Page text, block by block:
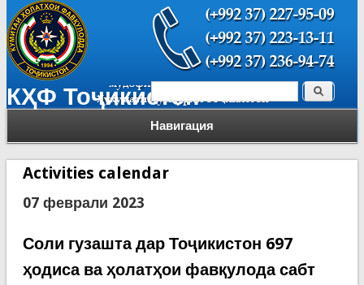
КҲФ Тоҷикистон
Навигация
Форма поиска Поиск
Activities calendar
07 феврали 2023
Соли гузашта дар Тоҷикистон 697
ҳодиса ва ҳолатҳои фавқулода сабт